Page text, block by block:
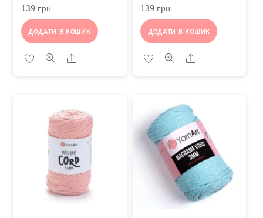
139 грн
ДОДАТИ В КОШИК
Share
139 грн
ДОДАТИ В КОШИК
Share